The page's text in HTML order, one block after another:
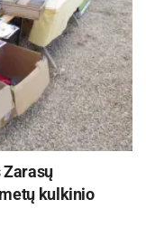
- +
Zarasų
kulkinio